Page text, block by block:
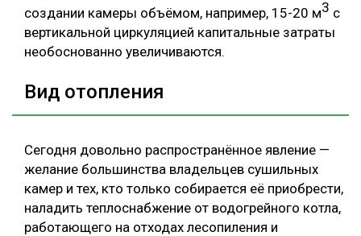
создании камеры объёмом, например, 15-20 м3 с
вертикальной циркуляцией капитальные затраты
необоснованно увеличиваются.
Вид отопления
Сегодня довольно распространённое явление —
желание большинства владельцев сушильных
камер и тех, кто только собирается её приобрести,
наладить теплоснабжение от водогрейного котла,
работающего на отходах лесопиления и